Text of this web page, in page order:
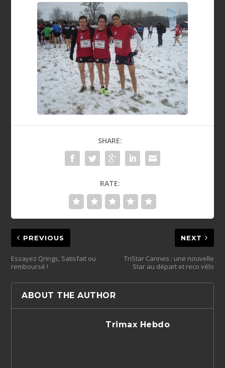
SHARE:
RATE:
PREVIOUS
Essayez Qrings, Satisfait ou
remboursé !
NEXT
TriStar Cannes : une nouvelle
Star au départ et reco vélo
ABOUT THE AUTHOR
Trimax Hebdo